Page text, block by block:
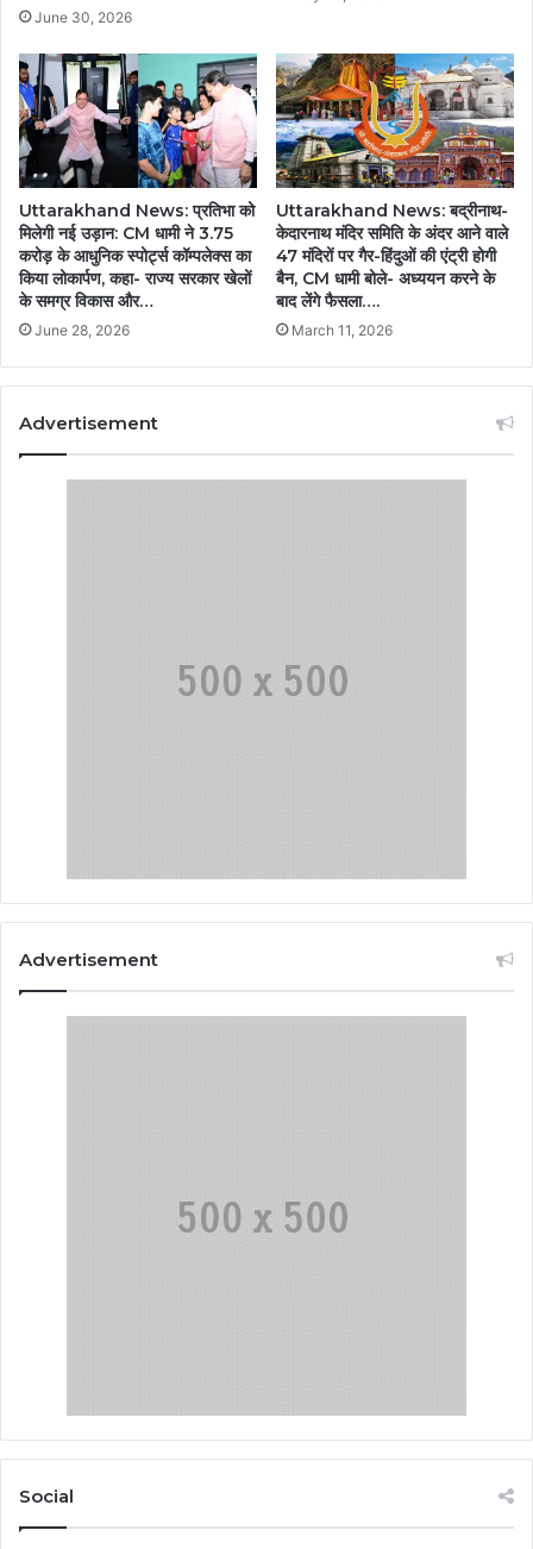
June 30, 2026
Uttarakhand News: प्रतिभा को
मिलेगी नई उड़ान: CM धामी ने 3.75
करोड़ के आधुनिक स्पोर्ट्स कॉम्पलेक्स का
किया लोकार्पण, कहा- राज्य सरकार खेलों
के समग्र विकास और…
June 28, 2026
Uttarakhand News: बद्रीनाथ-
केदारनाथ मंदिर समिति के अंदर आने वाले
47 मंदिरों पर गैर-हिंदुओं की एंट्री होगी
बैन, CM धामी बोले- अध्ययन करने के
बाद लेंगे फैसला….
March 11, 2026
Advertisement
Advertisement
Social